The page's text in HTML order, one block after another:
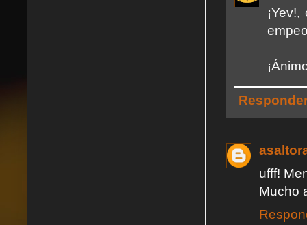
ufff!
Mucho